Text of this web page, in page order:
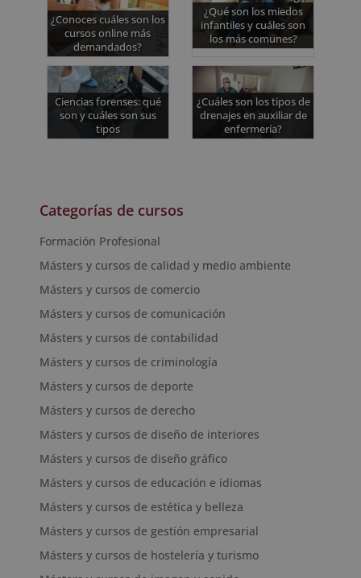
¿Conoces cuáles son los
cursos online más
demandados?
¿Qué son los miedos
infantiles y cuáles son
los más comunes?
Ciencias forenses: qué
son y cuáles son sus
tipos
¿Cuáles son los tipos de
drenajes en auxiliar de
enfermería?
Categorías de cursos
Formación Profesional
Másters y cursos de calidad y medio ambiente
Másters y cursos de comercio
Másters y cursos de comunicación
Másters y cursos de contabilidad
Másters y cursos de criminología
Másters y cursos de deporte
Másters y cursos de derecho
Másters y cursos de diseño de interiores
Másters y cursos de diseño gráfico
Másters y cursos de educación e idiomas
Másters y cursos de estética y belleza
Másters y cursos de gestión empresarial
Másters y cursos de hostelería y turismo